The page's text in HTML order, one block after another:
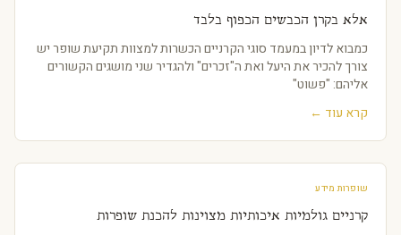
אלא בקרן הכבשים הכפוף בלבד
כמבוא לדיון במעמד סוגי הקרניים הכשרות למצוות תקיעת שופר יש
צורך להכיר את היעל ואת ה"זכרים" ולהגדיר שני מושגים הקשורים
אליהם: "פשוט"
קרא עוד ←
שופרות מידע
קרניים גולמיות איכותיות מצוינות להכנת שופרות